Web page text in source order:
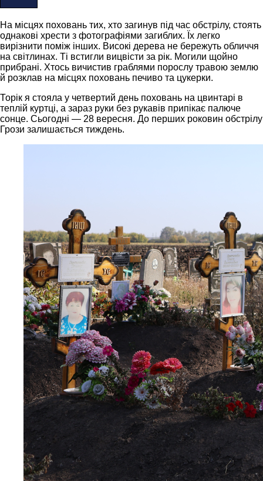
На місцях поховань тих, хто загинув під час обстрілу, стоять
однакові хрести з фотографіями загиблих. Їх легко
вирізнити поміж інших. Високі дерева не бережуть обличчя
на світлинах. Ті встигли вицвісти за рік. Могили щойно
прибрані. Хтось вичистив граблями порослу травою землю
й розклав на місцях поховань печиво та цукерки.
Торік я стояла у четвертий день поховань на цвинтарі в
теплій куртці, а зараз руки без рукавів припікає палюче
сонце. Сьогодні — 28 вересня. До перших роковин обстрілу
Грози залишається тиждень.